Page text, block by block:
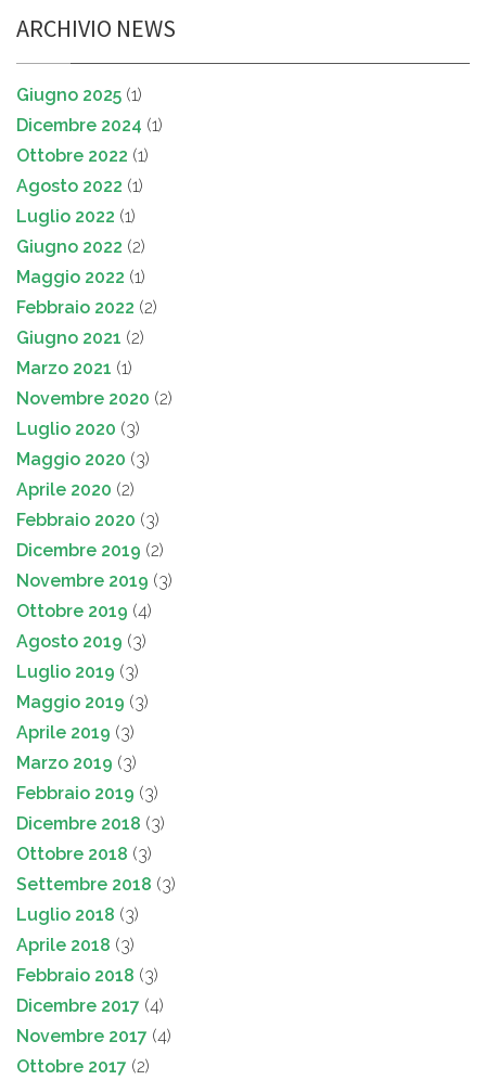
ARCHIVIO NEWS
Giugno 2025 (1)
Dicembre 2024 (1)
Ottobre 2022 (1)
Agosto 2022 (1)
Luglio 2022 (1)
Giugno 2022 (2)
Maggio 2022 (1)
Febbraio 2022 (2)
Giugno 2021 (2)
Marzo 2021 (1)
Novembre 2020 (2)
Luglio 2020 (3)
Maggio 2020 (3)
Aprile 2020 (2)
Febbraio 2020 (3)
Dicembre 2019 (2)
Novembre 2019 (3)
Ottobre 2019 (4)
Agosto 2019 (3)
Luglio 2019 (3)
Maggio 2019 (3)
Aprile 2019 (3)
Marzo 2019 (3)
Febbraio 2019 (3)
Dicembre 2018 (3)
Ottobre 2018 (3)
Settembre 2018 (3)
Luglio 2018 (3)
Aprile 2018 (3)
Febbraio 2018 (3)
Dicembre 2017 (4)
Novembre 2017 (4)
Ottobre 2017 (2)